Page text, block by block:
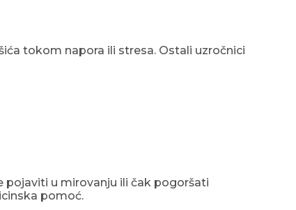
tokom napora ili stresa. Ostali uzročnici
pojaviti u mirovanju ili čak pogoršati
pomoć.